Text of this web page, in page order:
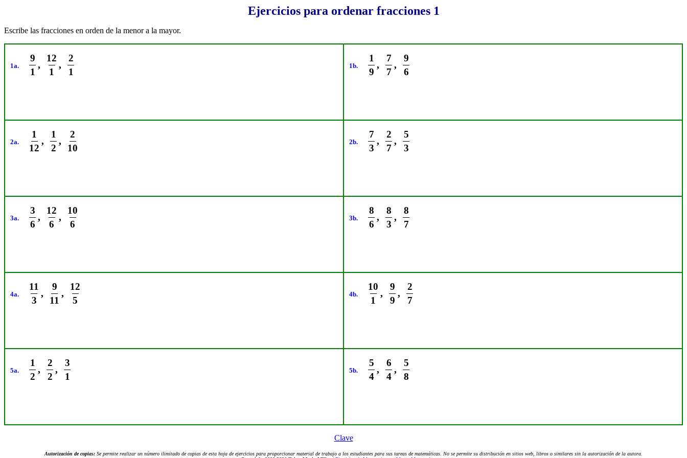
Ejercicios para ordenar fracciones 1
Escribe las fracciones en orden de la menor a la mayor.
1a.
9
1
,
12
1
,
2
1
1b.
1
9
,
7
7
,
9
6
2a.
1
12
,
1
2
,
2
10
2b.
7
3
,
2
7
,
5
3
3a.
3
6
,
12
6
,
10
6
3b.
8
6
,
8
3
,
8
7
4a.
11
3
,
9
11
,
12
5
4b.
10
1
,
9
9
,
2
7
5a.
1
2
,
2
2
,
3
1
5b.
5
4
,
6
4
,
5
8
Clave
Autorización de copias: Se permite realizar un número ilimitado de copias de esta hoja de ejercicios para proporcionar material de trabajo a los estudiantes para sus tareas de matemáticas. No se permite su distribución en sitios web, libros o similares sin la autorización de la autora.